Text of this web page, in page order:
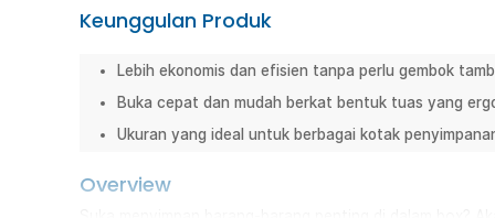
Toko Tangerang
Pick n Go Jakarta Barat
Senin -
Pick n Go Bekasi
Senin - Jumat
Pick n Go Depok
Senin - Jumat
Keunggulan Produk
Lebih ekonomis dan efisien tanpa perlu gembok
Buka cepat dan mudah berkat bentuk tuas yang
Ukuran yang ideal untuk berbagai kotak
Overview